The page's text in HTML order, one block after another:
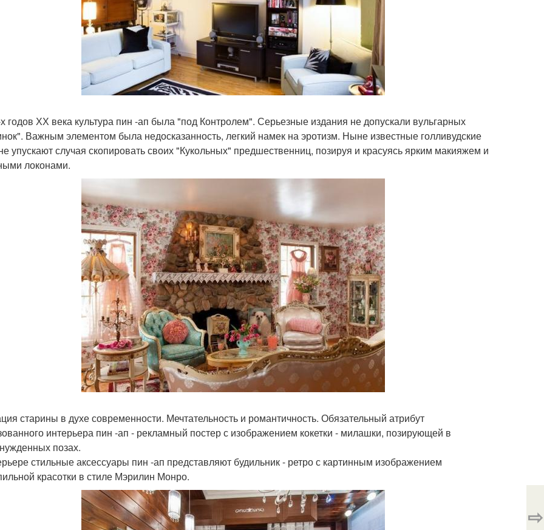
годов ХХ века культура пин -ап была "под Контролем". Серьезные издания не допускали вульгарных
Важным элементом была недосказанность, легкий намек на эротизм. Ныне известные голливудские
упускают случая скопировать своих "Кукольных" предшественниц, позируя и красуясь ярким макияжем и
локонами.
старины в духе современности. Мечтательность и романтичность. Обязательный атрибут
интерьера пин -ап - рекламный постер с изображением кокетки - милашки, позирующей в
позах.
стильные аксессуары пин -ап представляют будильник - ретро с картинным изображением
красотки в стиле Мэрилин Монро.
⇨